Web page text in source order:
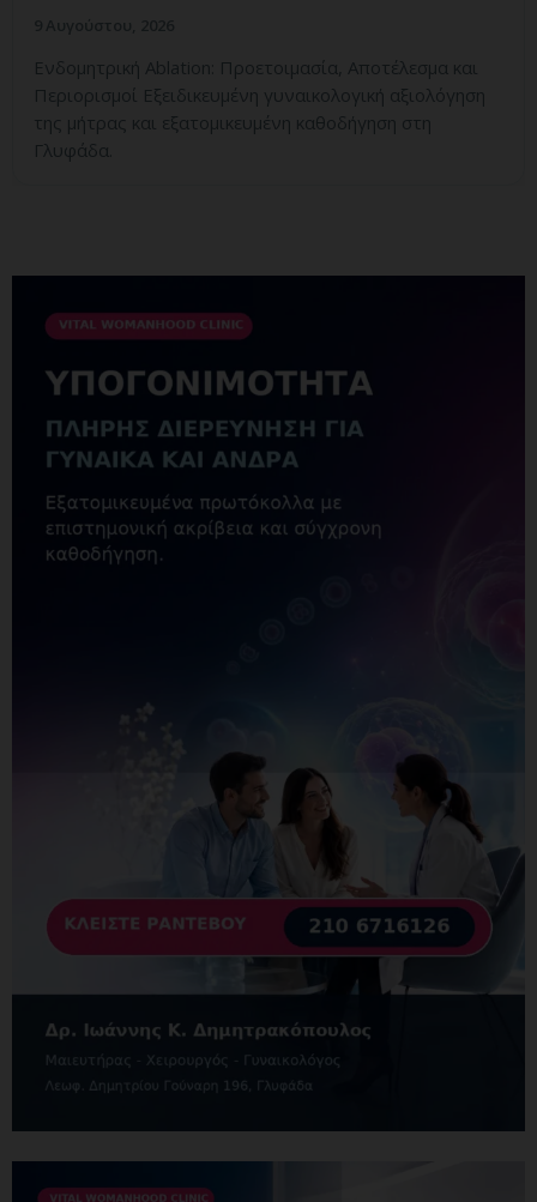
Ενδομητρική Ablation: Προετοιμασία, Αποτέλεσμα και
Περιορισμοί Εξειδικευμένη γυναικολογική αξιολόγηση
της μήτρας και εξατομικευμένη καθοδήγηση στη
Γλυφάδα.